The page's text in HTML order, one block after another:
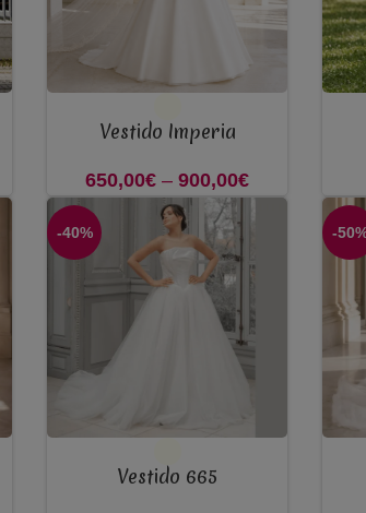
range:
1.200,00€
Vestido Imperia
650,00€ – 900,00€
through
-40%
Vestido 665
-